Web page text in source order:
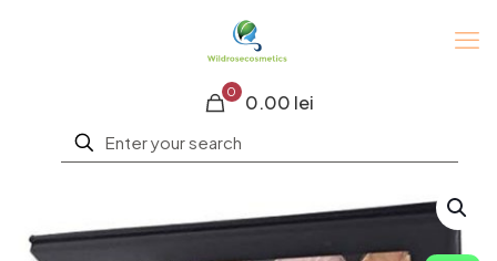
0 0.00 lei